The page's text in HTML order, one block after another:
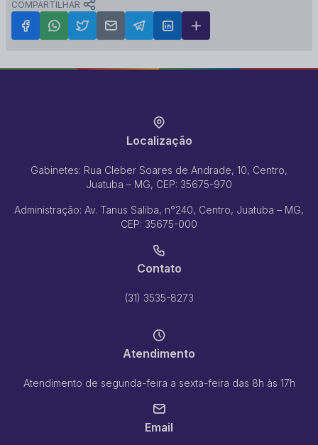
Indicações - Indicação
Publicado em:14/08/2025
Indicações - Indicação
Coleta de lixo na Rua Maria Delmair.
14/08/2025
Ementa:Retirada de entulho da Rua Estrada Dalva
Publicado em:03/07/2025
Instalação de tambor de lixo
Indicações - Indicação
Publicado em:01/07/2025
COMPARTILHAR
Localização
Gabinetes: Rua Cleber Soares de Andrade, 10, Centro,
Juatuba – MG, CEP: 35675-970
Administração: Av. Tanus Saliba, n°240, Centro, Juatuba – MG,
CEP: 35675-000
Contato
(31) 3535-8273
Atendimento
Atendimento de segunda-feira a sexta-feira das 8h às 17h
Email